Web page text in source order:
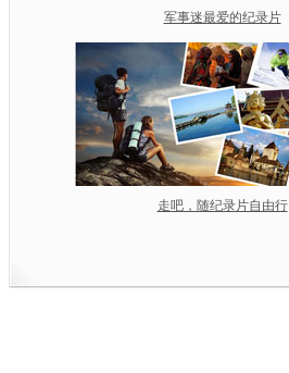
军事迷最爱的纪录片
走吧，随纪录片自由行